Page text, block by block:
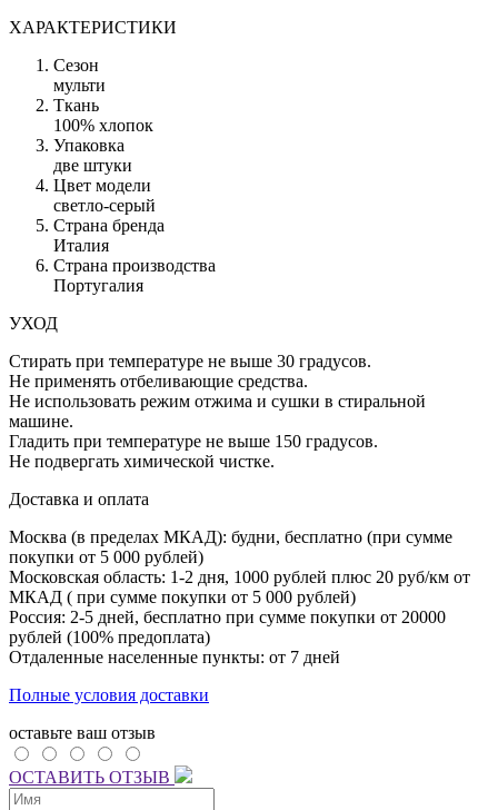
ХАРАКТЕРИСТИКИ
Сезон
мульти
Ткань
100% хлопок
Упаковка
две штуки
Цвет модели
светло-серый
Страна бренда
Италия
Страна производства
Португалия
УХОД
Стирать при температуре не выше 30 градусов.
Не применять отбеливающие средства.
Не использовать режим отжима и сушки в стиральной
машине.
Гладить при температуре не выше 150 градусов.
Не подвергать химической чистке.
Доставка и оплата
Москва (в пределах МКАД): будни, бесплатно (при сумме
покупки от 5 000 рублей)
Московская область: 1-2 дня, 1000 рублей плюс 20 руб/км от
МКАД ( при сумме покупки от 5 000 рублей)
Россия: 2-5 дней, бесплатно при сумме покупки от 20000
рублей (100% предоплата)
Отдаленные населенные пункты: от 7 дней
Полные условия доставки
оставьте ваш отзыв
ОСТАВИТЬ ОТЗЫВ